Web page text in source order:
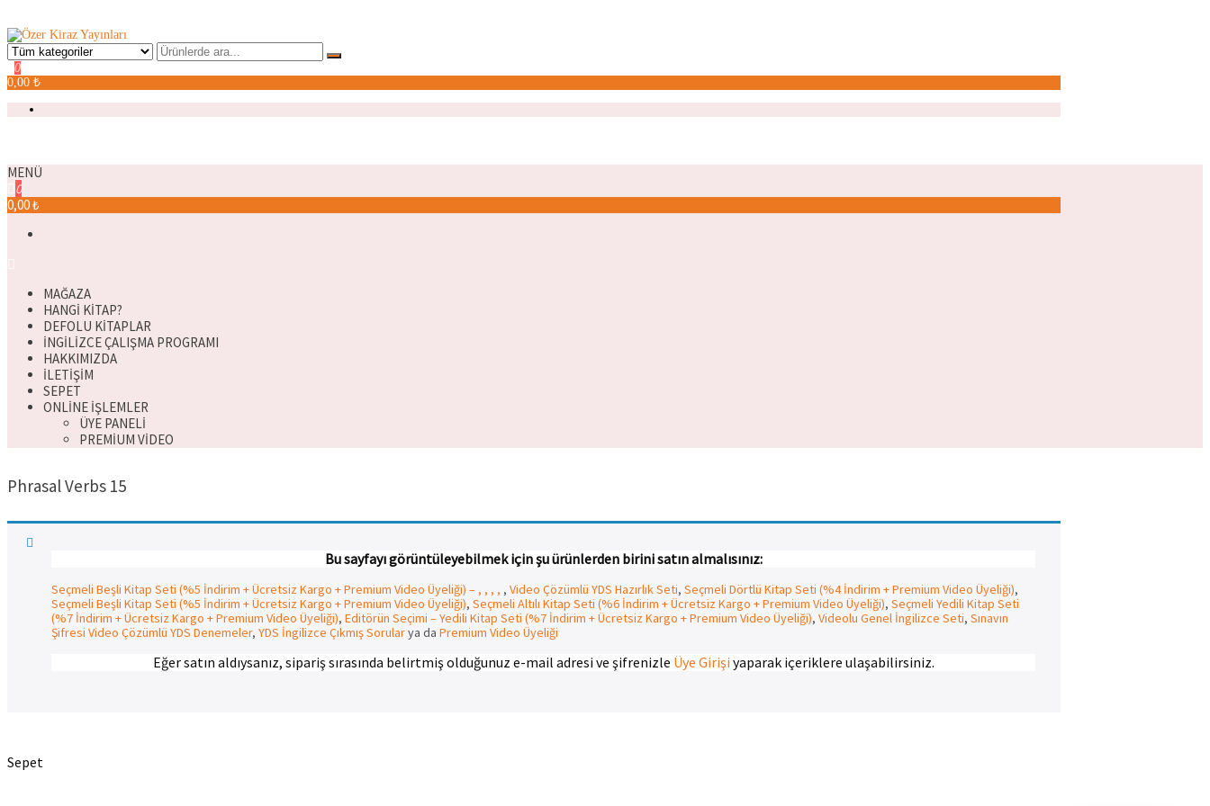
Özer Kiraz Yayınları
Özer Kiraz kitaplarının resmi satış sitesidir.
0
0,00 ₺
MENÜ
0
0,00 ₺
MAĞAZA
HANGI KITAP?
DEFOLU KITAPLAR
İNGILIZCE ÇALIŞMA PROGRAMI
HAKKIMIZDA
İLETIŞIM
SEPET
ONLINE İŞLEMLER
ÜYE PANELI
PREMIUM VIDEO
Phrasal Verbs 15
Bu sayfayı görüntüleyebilmek için şu ürünlerden birini satın almalısınız:
Seçmeli Beşli Kitap Seti (%5 İndirim + Ücretsiz Kargo + Premium Video Üyeliği) – , , , , , Video Çözümlü YDS Hazırlık Seti, Seçmeli Dörtlü Kitap Seti (%4 İndirim + Premium Video Üyeliği),
Seçmeli Beşli Kitap Seti (%5 İndirim + Ücretsiz Kargo + Premium Video Üyeliği), Seçmeli Altılı Kitap Seti (%6 İndirim + Ücretsiz Kargo + Premium Video Üyeliği), Seçmeli Yedili Kitap Seti
(%7 İndirim + Ücretsiz Kargo + Premium Video Üyeliği), Editörün Seçimi – Yedili Kitap Seti (%7 İndirim + Ücretsiz Kargo + Premium Video Üyeliği), Videolu Genel İngilizce Seti, Sınavın
Şifresi Video Çözümlü YDS Denemeler, YDS İngilizce Çıkmış Sorularya da Premium Video Üyeliği
Eğer satın aldıysanız, sipariş sırasında belirtmiş olduğunuz e-mail adresi ve şifrenizle Üye Girişi yaparak içeriklere ulaşabilirsiniz.
Sepet